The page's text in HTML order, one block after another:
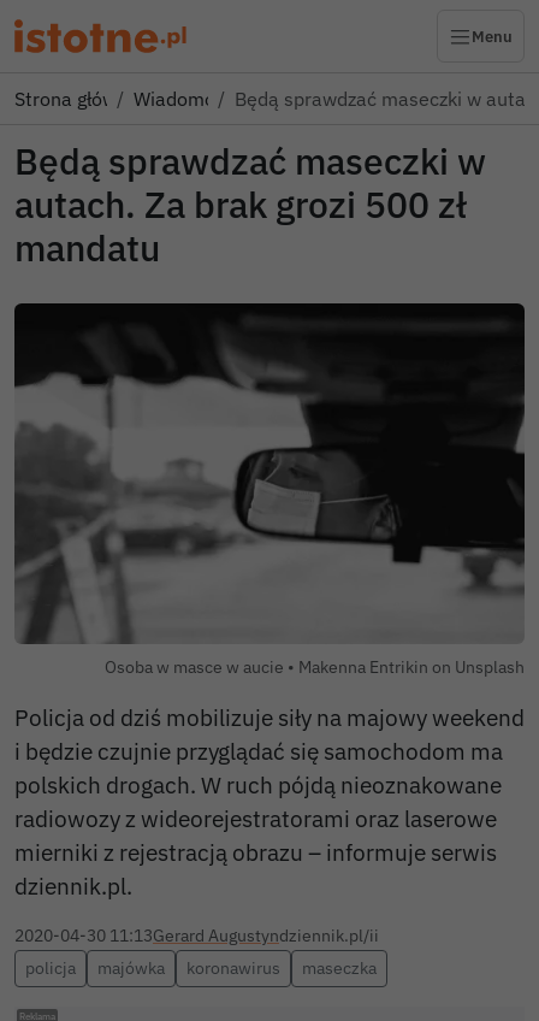
Menu
Strona głównaWiadomościBędą sprawdzać maseczki w
Będą sprawdzać maseczki w
autach. Za brak grozi 500 zł
mandatu
Osoba w masce w aucie • Autor zdjęcia:
Makenna Entrikin on Unsplash
Policja od dziś mobilizuje siły na majowy weekend
i będzie czujnie przyglądać się samochodom ma
polskich drogach. W ruch pójdą nieoznakowane
radiowozy z wideorejestratorami oraz laserowe
mierniki z rejestracją obrazu – informuje serwis
dziennik.pl.
2020-04-30 11:13Gerard Augustyndziennik.pl/ii
policja
majówka koronawirus maseczka